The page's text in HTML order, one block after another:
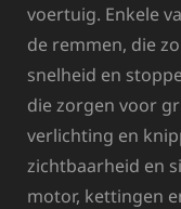
voertuig. Enkele
de remmen, die
snelheid en
die zorgen voor
verlichting en
zichtbaarheid en
motor, kettingen